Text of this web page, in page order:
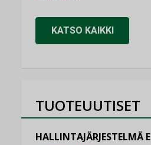
KATSO KAIKKI
TUOTEUUTISET
HALLINTAJÄRJESTELMÄ